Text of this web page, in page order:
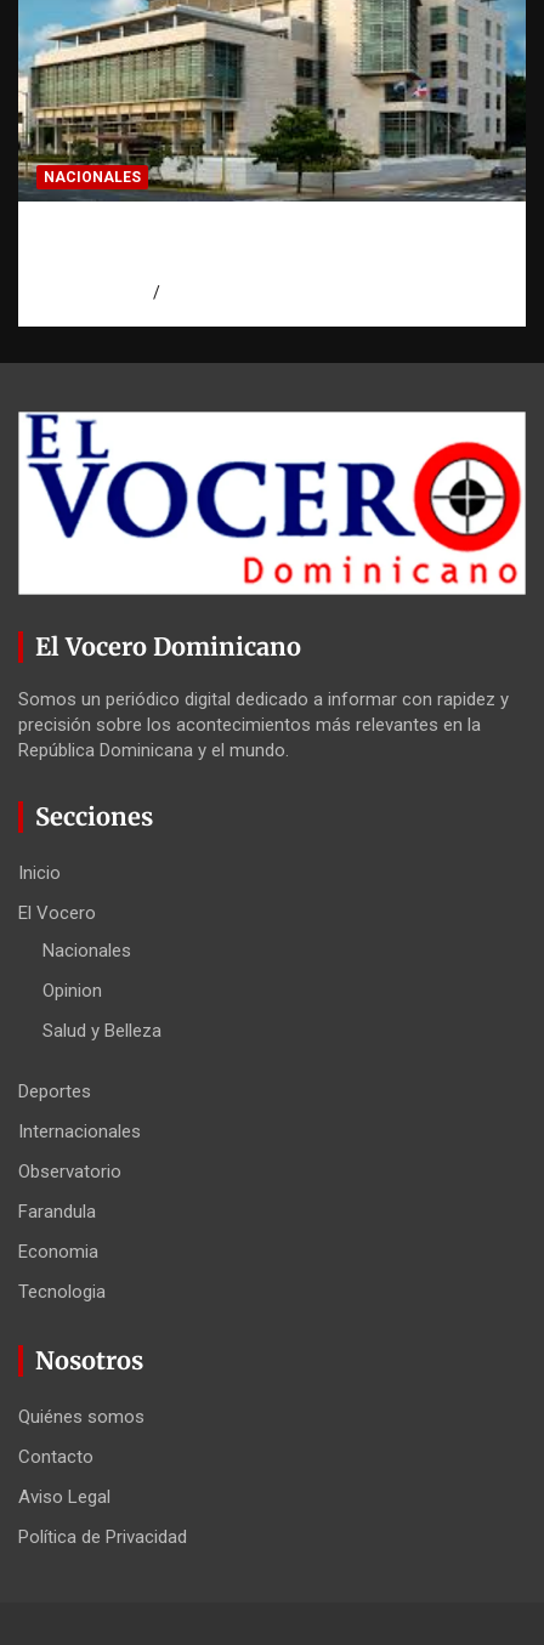
NACIONALES
El Vocero Dominicano
Somos un periódico digital dedicado a informar con rapidez y
precisión sobre los acontecimientos más relevantes en la
República Dominicana y el mundo.
Secciones
Inicio
El Vocero
Nacionales
Opinion
Salud y Belleza
Deportes
Internacionales
Observatorio
Farandula
Economia
Tecnologia
Nosotros
Quiénes somos
Contacto
Aviso Legal
Política de Privacidad